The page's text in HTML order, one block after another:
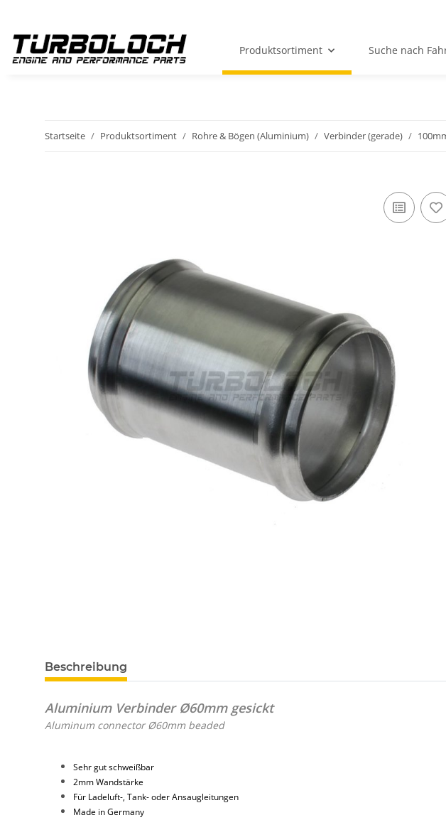
Produktsortiment Suche nach
Startseite Produktsortiment Rohre & Bögen (Aluminium) Verbinder (gerade)
Beschreibung
Aluminium Verbinder Ø60mm gesickt
Aluminum connector Ø60mm beaded
Sehr gut schweißbar
2mm Wandstärke
Für Ladeluft-, Tank- oder Ansaugleitungen
Made in Germany